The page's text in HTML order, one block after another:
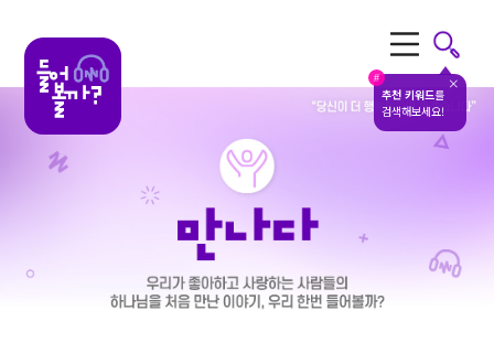
#
추천 키워드를
검색해보세요!